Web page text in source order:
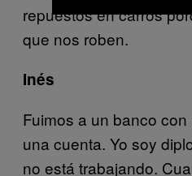
repuestos en carros
que nos roben.
Inés
Fuimos a un banco
una cuenta. Yo soy
no está trabajando.